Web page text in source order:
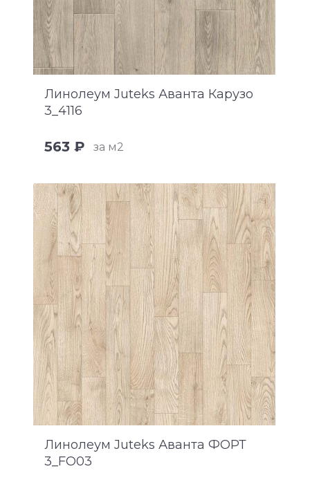
Линолеум Juteks Аванта Карузо
3_4116
563 ₽ за м2
Линолеум Juteks Аванта ФОРТ
3_FO03